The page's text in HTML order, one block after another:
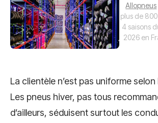
Allopneus
plus de
4 saisons
2026 en
La clientèle n’est pas uniforme
Les pneus hiver, pas tous
d’ailleurs, séduisent surtout les